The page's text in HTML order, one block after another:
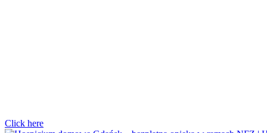
Click here